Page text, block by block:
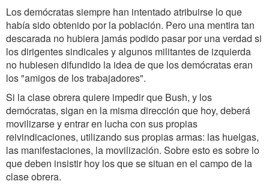
Los demócratas siempre han intentado atribuirse lo que
había sido obtenido por la población. Pero una mentira tan
descarada no hubiera jamás podido pasar por una verdad si
los dirigentes sindicales y algunos militantes de izquierda
no hubiesen difundido la idea de que los demócratas eran
los "amigos de los trabajadores".
Si la clase obrera quiere impedir que Bush, y los
demócratas, sigan en la misma dirección que hoy, deberá
movilizarse y entrar en lucha con sus propias
reivindicaciones, utilizando sus propias armas: las huelgas,
las manifestaciones, la movilización. Sobre esto es sobre lo
que deben insistir hoy los que se situan en el campo de la
clase obrera.